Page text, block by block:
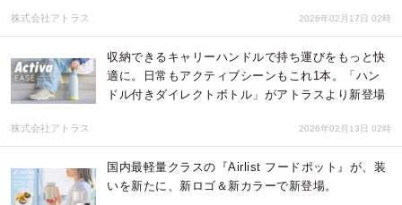
株式会社アトラス 2026年02月17日 02時
収納できるキャリーハンドルで持ち運びをもっと快
適に。日常もアクティブシーンもこれ1本。「ハン
ドル付きダイレクトボトル」がアトラスより新登場
株式会社アトラス 2026年02月13日 02時
国内最軽量クラスの『Airlist フードポット』が、装
いを新たに、新ロゴ＆新カラーで新登場。